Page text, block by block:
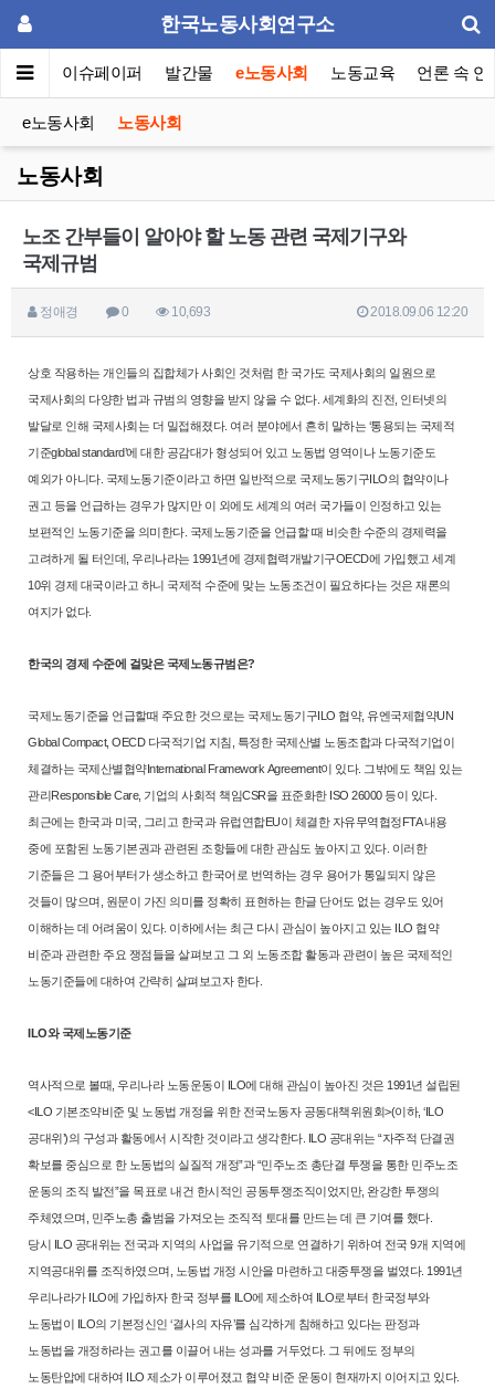
한국노동사회연구소
포럼 이슈페이퍼 발간물 e노동사회 노동교육 언론 속 연
e노동사회 노동사회
노동사회
노조 간부들이 알아야 할 노동 관련 국제기구와
국제규범
정애경 0 10,693 2018.09.06 12:20
상호 작용하는 개인들의 집합체가 사회인 것처럼 한 국가도 국제사회의 일원으로
국제사회의 다양한 법과 규범의 영향을 받지 않을 수 없다. 세계화의 진전, 인터넷의
발달로 인해 국제사회는 더 밀접해졌다. 여러 분야에서 흔히 말하는 ‘통용되는 국제적
기준global standard’에 대한 공감대가 형성되어 있고 노동법 영역이나 노동기준도
예외가 아니다. 국제노동기준이라고 하면 일반적으로 국제노동기구ILO의 협약이나
권고 등을 언급하는 경우가 많지만 이 외에도 세계의 여러 국가들이 인정하고 있는
보편적인 노동기준을 의미한다. 국제노동기준을 언급할 때 비슷한 수준의 경제력을
고려하게 될 터인데, 우리나라는 1991년에 경제협력개발기구OECD에 가입했고 세계
10위 경제 대국이라고 하니 국제적 수준에 맞는 노동조건이 필요하다는 것은 재론의
여지가 없다.
한국의 경제 수준에 걸맞은 국제노동규범은?
국제노동기준을 언급할때 주요한 것으로는 국제노동기구ILO 협약, 유엔국제협약UN
Global Compact, OECD 다국적기업 지침, 특정한 국제산별 노동조합과 다국적기업이
체결하는 국제산별협약International Framework Agreement이 있다. 그밖에도 책임 있는
관리Responsible Care, 기업의 사회적 책임CSR을 표준화한 ISO 26000 등이 있다.
최근에는 한국과 미국, 그리고 한국과 유럽연합EU이 체결한 자유무역협정FTA 내용
중에 포함된 노동기본권과 관련된 조항들에 대한 관심도 높아지고 있다. 이러한
기준들은 그 용어부터가 생소하고 한국어로 번역하는 경우 용어가 통일되지 않은
것들이 많으며, 원문이 가진 의미를 정확히 표현하는 한글 단어도 없는 경우도 있어
이해하는 데 어려움이 있다. 이하에서는 최근 다시 관심이 높아지고 있는 ILO 협약
비준과 관련한 주요 쟁점들을 살펴보 고 그 외 노동조합 활동과 관련이 높은 국제적인
노동기준들에 대하여 간략히 살펴보고자 한다.
ILO와 국제노동기준
역사적으로 볼때, 우리나라 노동운동이 ILO에 대해 관심이 높아진 것은 1991년 설립된
<ILO 기본조약비준 및 노동법 개정을 위한 전국노동자 공동대책위원회>(이하, ‘ILO
공대위’)의 구성과 활동에서 시작한 것이라고 생각한다. ILO 공대위는 “자주적 단결권
확보를 중심으로 한 노동법의 실질적 개정”과 “민주노조 총단결 투쟁을 통한 민주노조
운동의 조직 발전”을 목표로 내건 한시적인 공동투쟁조직이었지만, 완강한 투쟁의
주체였으며, 민주노총 출범을 가져오는 조직적 토대를 만드는 데 큰 기여를 했다.
당시 ILO 공대위는 전국과 지역의 사업을 유기적으로 연결하기 위하여 전국 9개 지역에
지역공대위를 조직하였으며, 노동법 개정 시안을 마련하고 대중투쟁을 벌였다. 1991년
우리나라가 ILO에 가입하자 한국 정부를 ILO에 제소하여 ILO로부터 한국정부와
노동법이 ILO의 기본정신인 ‘결사의 자유’를 심각하게 침해하고 있다는 판정과
노동법을 개정하라는 권고를 이끌어 내는성과를 거두었다. 그 뒤에도 정부의
노동탄압에 대하여 ILO 제소가 이루어졌고 협약 비준 운동이 현재까지 이어지고 있다.